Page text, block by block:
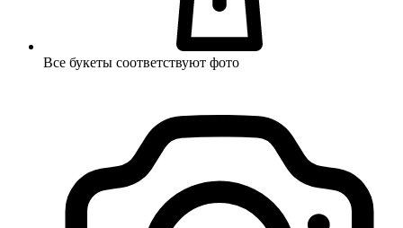
Все букеты соответствуют фото